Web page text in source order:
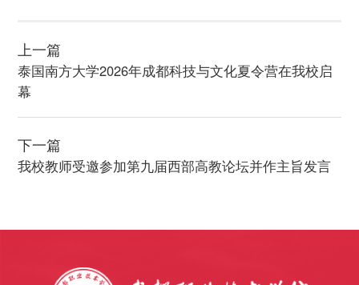
上一篇
泰国南方大学2026年成都科技与文化夏令营在我校启
幕
下一篇
我校教师受邀参加第九届西部高教论坛并作主旨发言